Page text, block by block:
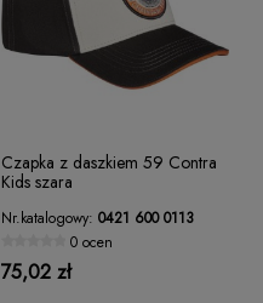
Czapka z daszkiem 59 Contra
Kids szara
Nr.katalogowy: 0421 600 0113
0 ocen
75,02 zł